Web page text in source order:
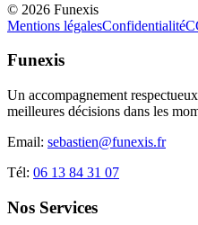
© 2026 Funexis
Mentions légalesConfidentialité
Funexis
Un accompagnement
meilleures décisions dans les
Email: sebastien@funexis.fr
Tél: 06 13 84 31 07
Nos Services